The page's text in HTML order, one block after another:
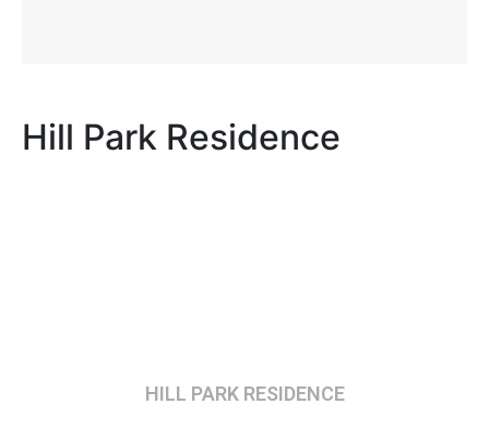
Hill Park Residence
HILL PARK RESIDENCE